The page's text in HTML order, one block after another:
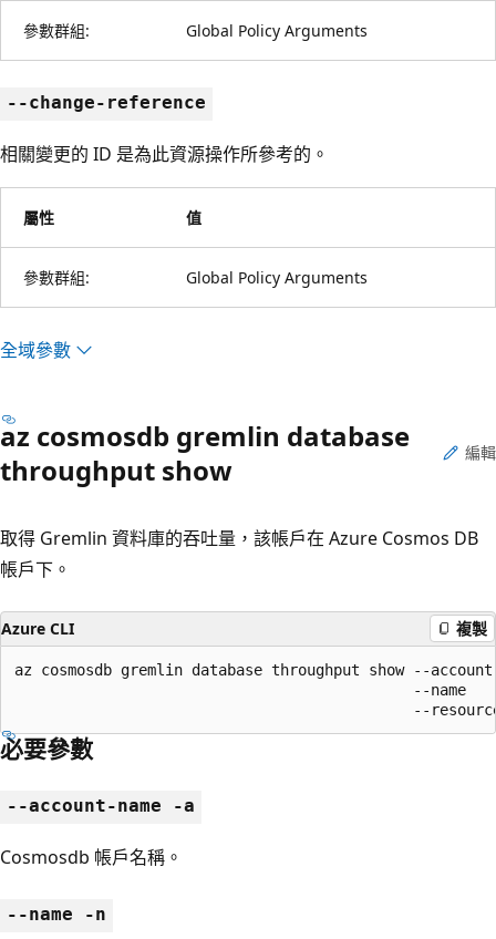
參數群組: Global Policy Arguments
--change-reference
相關變更的 ID 是為此資源操作所參考的。
屬性 值
參數群組: Global Policy Arguments
全域參數
az cosmosdb gremlin database
throughput show
編輯
取得 Gremlin 資料庫的吞吐量，該帳戶在 Azure Cosmos DB
帳戶下。
Azure CLI 複製
az cosmosdb gremlin database throughput show --account-
                                             --name
--
必要參數
--account-name -a
Cosmosdb 帳戶名稱。
--name -n